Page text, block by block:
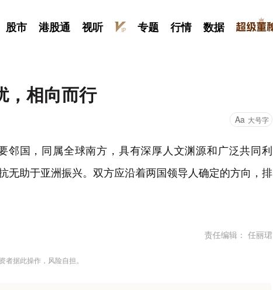
股市 港股通 视听 专题 行情 数据
，相向而行
Aa 大号字
邻国，同属全球南方，具有深厚人文渊源和广泛共同利
无助于亚洲振兴。双方应沿着两国领导人确定的方向，排
责任编辑： 任丽珺
据此操作，风险自担。